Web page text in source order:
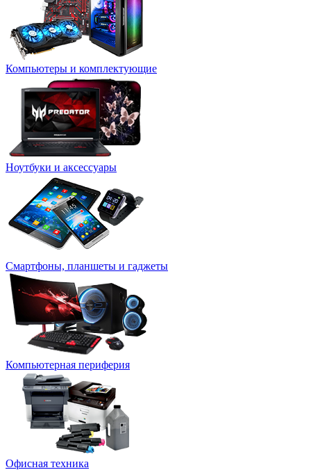
Компьютеры и комплектующие
Ноутбуки и аксессуары
Смартфоны, планшеты и гаджеты
Компьютерная периферия
Офисная техника